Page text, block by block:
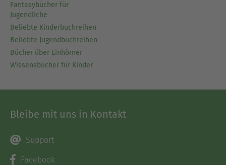
Fantasybücher für
Jugendliche
Beliebte Kinderbuchreihen
Beliebte Jugendbuchreihen
Bücher über Einhörner
Wissensbücher für Kinder
Bleibe mit uns in Kontakt
Support
Facebook